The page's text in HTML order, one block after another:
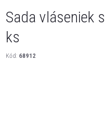
Sada vláseniek
ks
Kód: 68912